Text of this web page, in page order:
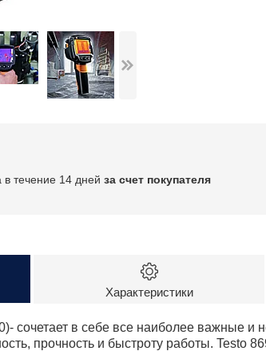
в течение 14 дней за счет покупателя
Характеристики
сочетает в себе все наиболее важные и
прочность и быстроту работы. Testo